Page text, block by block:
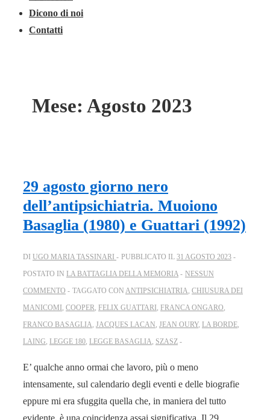
Dicono di noi
Contatti
Mese: Agosto 2023
29 agosto giorno nero
dell’antipsichiatria. Muoiono
Basaglia (1980) e Guattari (1992)
DI UGO MARIA TASSINARI PUBBLICATO IL 31 AGOSTO 2023
POSTATO IN LA BATTAGLIA DELLA MEMORIA
NESSUN
COMMENTO
TAGGATO CON ANTIPSICHIATRIA, CHIUSURA DEI
MANICOMI , COOPER, FELIX GUATTARI , FRANCA ONGARO,
FRANCO BASAGLIA, JACQUES LACAN, JEAN OURY, LA BORDE,
LAING, LEGGE 180, LEGGE BASAGLIA, SZASZ
E’ qualche anno ormai che lavoro, più o meno
intensamente, sul calendario degli eventi e delle biografie
eppure mi era sfuggita quella che, in maniera del tutto